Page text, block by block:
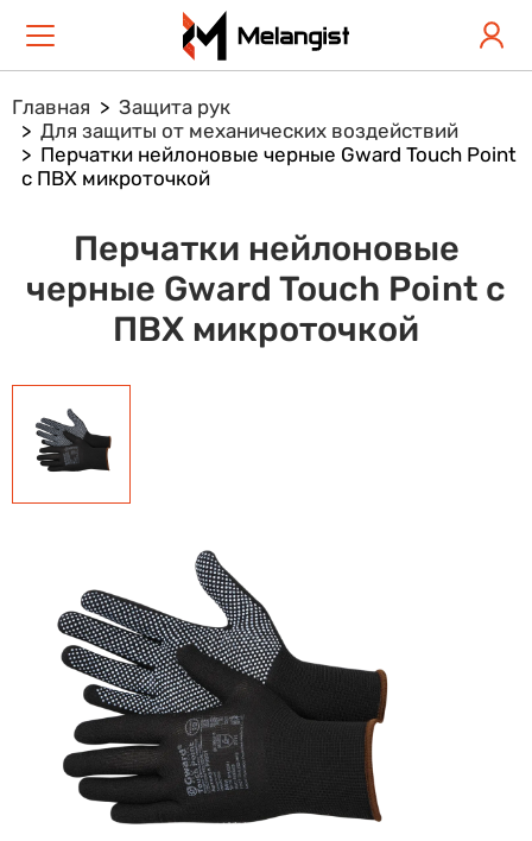
Главная
Защита рук
Для защиты от механических воздействий
Перчатки нейлоновые черные Gward Touch Point
с ПВХ микроточкой
Перчатки нейлоновые
черные Gward Touch Point с
ПВХ микроточкой